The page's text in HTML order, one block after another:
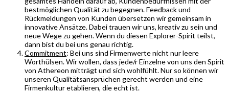
bestmöglichen Qualität zu begegnen. Feedback und
Rückmeldungen von Kunden übersetzen wir gemeinsam in
innovative Ansätze. Dabei trauen wir uns, kreativ zu sein und
neue Wege zu gehen. Wenn du diesen Explorer-Spirit teilst,
dann bist du bei uns genau richtig.
Commitment: Bei uns sind Firmenwerte nicht nur leere
Worthülsen. Wir wollen, dass jede/r Einzelne von uns den Spirit
von Athereon mitträgt und sich wohlfühlt. Nur so können wir
unseren Qualitätsansprüchen gerecht werden und eine
Firmenkultur etablieren, die echt ist.